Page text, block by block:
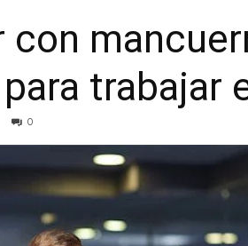
con
trabajar
0